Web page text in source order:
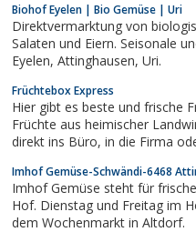
Biohof Eyelen | Bio Gemüse | Uri
Direktvermarktung von
Salaten und Eiern. Seisonale
Eyelen, Attinghausen, Uri.
Früchtebox Express
Hier gibt es beste und frische
Früchte aus heimischer
direkt ins Büro, in die Firma oder bequem nach Hause geliefert
Wozu wird eine Früchtebox
Motivation...
Imhof Gemüse-Schwändi-6468
Imhof Gemüse steht für frisches, saisonales Gemüse direkt
Hof. Dienstag und Freitag im Hofladen,
dem Wochenmarkt in Altdorf.